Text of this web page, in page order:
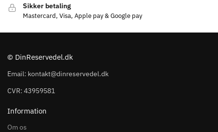
Sikker betaling
Mastercard, Visa, Apple pay & Google pay
© DinReservedel.dk
Email: kontakt@dinreservedel.dk
CVR: 43959581
Information
Om os